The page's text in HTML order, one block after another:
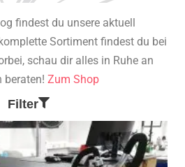
findest du unsere aktuell
Sortiment findest du bei
schau dir alles in Ruhe an
beraten! Zum Shop
Filter